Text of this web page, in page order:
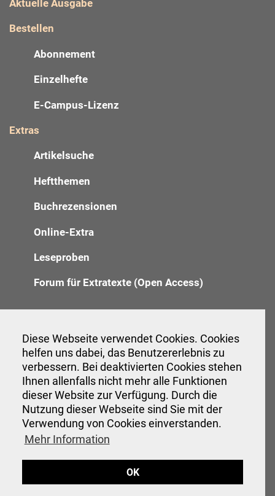
Diese Webseite verwendet Cookies. Cookies
helfen uns dabei, das Benutzererlebnis zu
verbessern. Bei deaktivierten Cookies stehen
Ihnen allenfalls nicht mehr alle Funktionen
dieser Website zur Verfügung. Durch die
Nutzung dieser Webseite sind Sie mit der
Verwendung von Cookies einverstanden.
Mehr Information
OK
Aktuelle Ausgabe
Bestellen
Abonnement
Einzelhefte
E-Campus-Lizenz
Extras
Artikelsuche
Heftthemen
Buchrezensionen
Online-Extra
Leseproben
Forum für Extratexte (Open Access)
Anzeigenannahme
Verwaltung
Veranstaltungen
Hinweise für Autor:innen